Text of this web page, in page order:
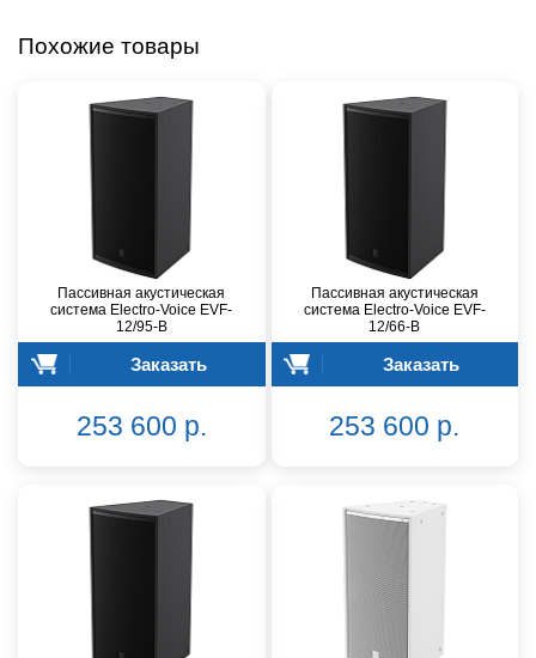
Похожие товары
Пассивная акустическая
система Electro-Voice EVF-
12/95-B
Заказать
253 600 р.
Пассивная акустическая
система Electro-Voice EVF-
12/66-B
Заказать
253 600 р.